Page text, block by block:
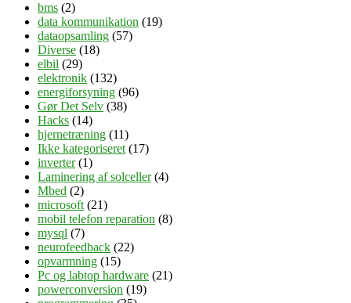
bms (2)
data kommunikation (19)
dataopsamling (57)
Diverse (18)
elbil (29)
elektronik (132)
energiforsyning (96)
Gør Det Selv (38)
Hacks (14)
hjernetræning (11)
Ikke kategoriseret(17)
inverter(1)
Laminering af solceller(4)
Mbed (2)
microsoft(21)
mobil telefon reparation (8)
mysql (7)
neurofeedback (22)
opvarmning (15)
Pc og labtop hardware (21)
powerconversion (19)